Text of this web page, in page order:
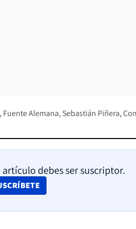
Fuente Alemana Sebastián Piñera
debes ser suscriptor.
IN NEW WINDOW